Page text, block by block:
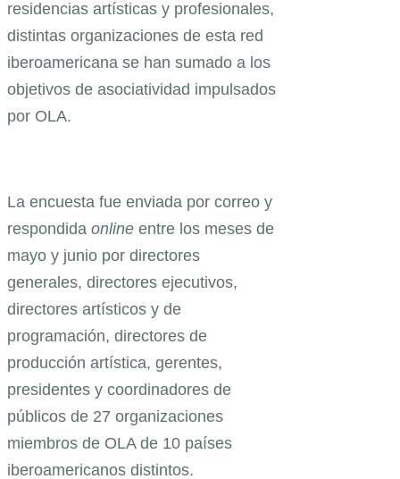
residencias artísticas y profesionales,
distintas organizaciones de esta red
iberoamericana se han sumado a los
objetivos de asociatividad impulsados
por OLA.
La encuesta fue enviada por correo y
respondida online entre los meses de
mayo y junio por directores
generales, directores ejecutivos,
directores artísticos y de
programación, directores de
producción artística, gerentes,
presidentes y coordinadores de
públicos de 27 organizaciones
miembros de OLA de 10 países
iberoamericanos distintos.